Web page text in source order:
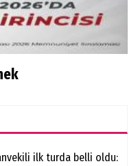
ilk turda belli oldu: